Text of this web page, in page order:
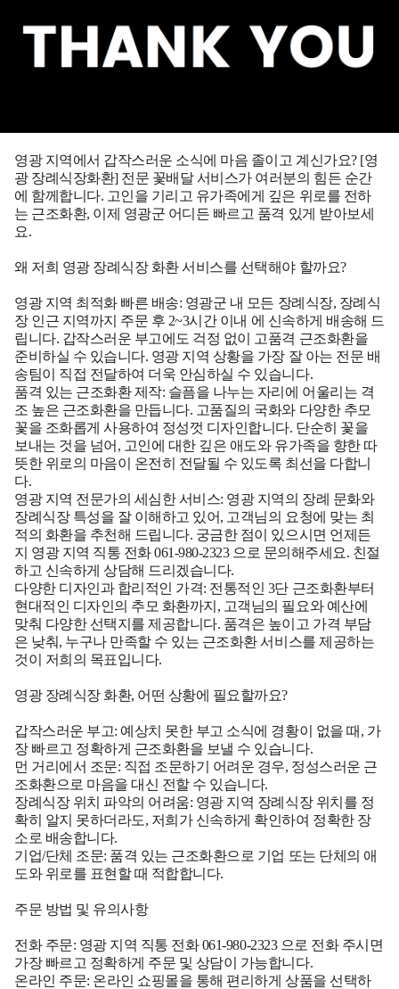
영광 지역에서 갑작스러운 소식에 마음 졸이고 계신가요? [영
광 장례식장화환] 전문 꽃배달 서비스가 여러분의 힘든 순간
에 함께합니다. 고인을 기리고 유가족에게 깊은 위로를 전하
는 근조화환, 이제 영광군 어디든 빠르고 품격 있게 받아보세
요.
왜 저희 영광 장례식장 화환 서비스를 선택해야 할까요?
영광 지역 최적화 빠른 배송: 영광군 내 모든 장례식장, 장례식
장 인근 지역까지 주문 후 2~3시간 이내 에 신속하게 배송해 드
립니다. 갑작스러운 부고에도 걱정 없이 고품격 근조화환을
준비하실 수 있습니다. 영광 지역 상황을 가장 잘 아는 전문 배
송팀이 직접 전달하여 더욱 안심하실 수 있습니다.
품격 있는 근조화환 제작: 슬픔을 나누는 자리에 어울리는 격
조 높은 근조화환을 만듭니다. 고품질의 국화와 다양한 추모
꽃을 조화롭게 사용하여 정성껏 디자인합니다. 단순히 꽃을
보내는 것을 넘어, 고인에 대한 깊은 애도와 유가족을 향한 따
뜻한 위로의 마음이 온전히 전달될 수 있도록 최선을 다합니
다.
영광 지역 전문가의 세심한 서비스: 영광 지역의 장례 문화와
장례식장 특성을 잘 이해하고 있어, 고객님의 요청에 맞는 최
적의 화환을 추천해 드립니다. 궁금한 점이 있으시면 언제든
지 영광 지역 직통 전화 061-980-2323 으로 문의해주세요. 친절
하고 신속하게 상담해 드리겠습니다.
다양한 디자인과 합리적인 가격: 전통적인 3단 근조화환부터
현대적인 디자인의 추모 화환까지, 고객님의 필요와 예산에
맞춰 다양한 선택지를 제공합니다. 품격은 높이고 가격 부담
은 낮춰, 누구나 만족할 수 있는 근조화환 서비스를 제공하는
것이 저희의 목표입니다.
영광 장례식장 화환, 어떤 상황에 필요할까요?
갑작스러운 부고: 예상치 못한 부고 소식에 경황이 없을 때, 가
장 빠르고 정확하게 근조화환을 보낼 수 있습니다.
먼 거리에서 조문: 직접 조문하기 어려운 경우, 정성스러운 근
조화환으로 마음을 대신 전할 수 있습니다.
장례식장 위치 파악의 어려움: 영광 지역 장례식장 위치를 정
확히 알지 못하더라도, 저희가 신속하게 확인하여 정확한 장
소로 배송합니다.
기업/단체 조문: 품격 있는 근조화환으로 기업 또는 단체의 애
도와 위로를 표현할 때 적합합니다.
주문 방법 및 유의사항
전화 주문: 영광 지역 직통 전화 061-980-2323 으로 전화 주시면
가장 빠르고 정확하게 주문 및 상담이 가능합니다.
온라인 주문: 온라인 쇼핑몰을 통해 편리하게 상품을 선택하